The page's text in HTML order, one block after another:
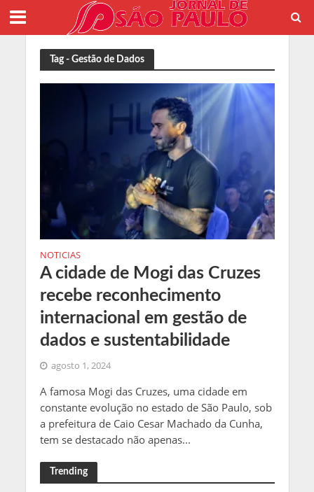
Tag - Gestão de Dados
NOTICIAS
A cidade de Mogi das Cruzes
recebe reconhecimento
internacional em gestão de
dados e sustentabilidade
agosto 1, 2024
A famosa Mogi das Cruzes, uma cidade em
constante evolução no estado de São Paulo, sob
a prefeitura de Caio Cesar Machado da Cunha,
tem se destacado não apenas...
Trending